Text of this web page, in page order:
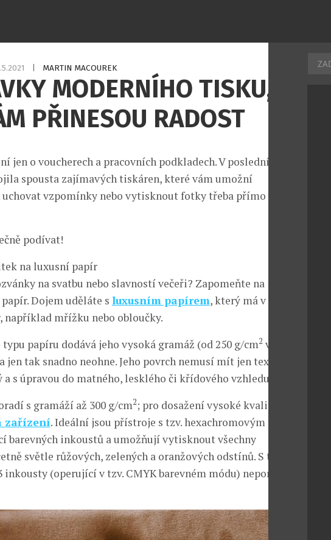
MARTIN MACOUREK
MODERNÍHO TISKU,
PŘINESOU RADOST
jen o voucherech a pracovních podkladech. V posledních
spousta zajímavých tiskáren, které vám umožní
vzpomínky nebo vytisknout fotky třeba přímo na
podívat!
na luxusní papír
na svatbu nebo slavností večeři? Zapomeňte na
Dojem uděláte s luxusním papírem, který má v sobě
mřížku nebo obloučky.
papíru dodává jeho vysoká gramáž (od 250 g/cm2 výše),
tak snadno neohne. Jeho povrch nemusí mít jen texturu,
s úpravou do matného, lesklého či křídového vzhledu.
s gramáží až 300 g/cm2; pro dosažení vysoké kvality tisku
zařízení. Ideální jsou přístroje s tzv. hexachromovým tiskem,
barevných inkoustů a umožňují vytisknout všechny
světle růžových, zelených a oranžových odstínů. S těmi si
(operující v tzv. CMYK barevném módu) neporadí.